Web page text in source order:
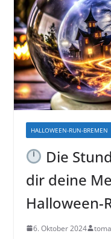
HALLOWEEN-RUN-BREMEN
Die
dir deine
Halloween-
6. Oktober 2024